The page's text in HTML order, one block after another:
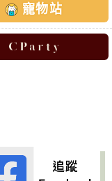
寵物站